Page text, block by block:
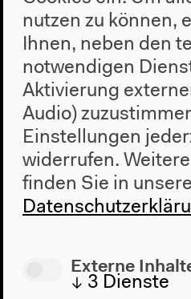
Besuch
Anfahrt
Barrierefreiheit
Webshop
Kontakt
Presse
Team
nutzen zu können,
Ihnen, neben den
notwendigen
Aktivierung
Audio)
Einstellungen
widerrufen.
finden Sie in
Externe
↓ 3 Dienste